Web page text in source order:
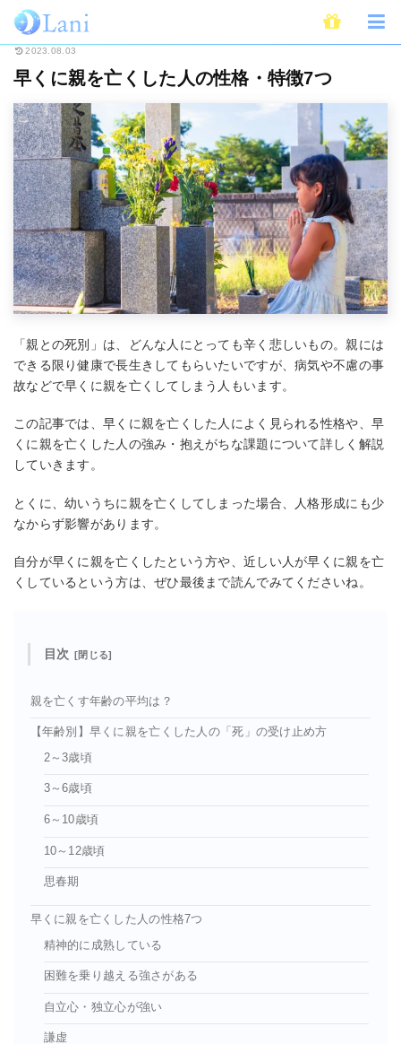
ホーム ライフスタイル 早くに親を亡くした人の性格・特徴7つ
2023.08.03
早くに親を亡くした人の性格・特徴7つ
「親との死別」は、どんな人にとっても辛く悲しいもの。親には
できる限り健康で長生きしてもらいたいですが、病気や不慮の事
故などで早くに親を亡くしてしまう人もいます。
この記事では、早くに親を亡くした人によく見られる性格や、早
くに親を亡くした人の強み・抱えがちな課題について詳しく解説
していきます。
とくに、幼いうちに親を亡くしてしまった場合、人格形成にも少
なからず影響があります。
自分が早くに親を亡くしたという方や、近しい人が早くに親を亡
くしているという方は、ぜひ最後まで読んでみてくださいね。
目次
親を亡くす年齢の平均は？
【年齢別】早くに親を亡くした人の「死」の受け止め方
2～3歳頃
3～6歳頃
6～10歳頃
10～12歳頃
思春期
早くに親を亡くした人の性格7つ
精神的に成熟している
困難を乗り越える強さがある
自立心・独立心が強い
謙虚